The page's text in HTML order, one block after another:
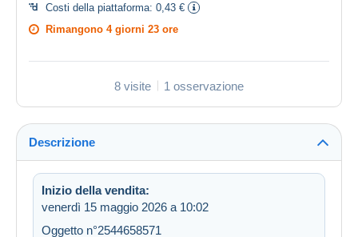
Costi della piattaforma: 0,43 €
Rimangono 4 giorni 23 ore
8 visite 1 osservazione
Descrizione
Inizio della vendita:
venerdì 15 maggio 2026 a 10:02
Oggetto n°2544658571